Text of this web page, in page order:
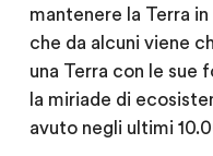
mantenere la Terra
che da alcuni viene
una Terra con le sue
la miriade di
avuto negli ultimi